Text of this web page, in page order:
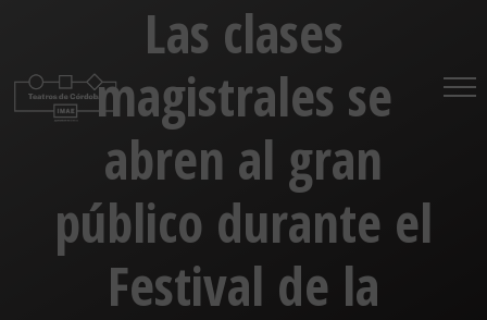
Las clases
magistrales se
abren al gran
público durante el
Festival de la